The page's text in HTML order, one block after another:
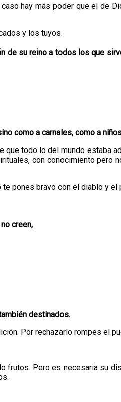
hay más poder que el de
y los tuyos.
de su reino a todos los que
como a carnales, como a
todo lo del mundo estaba
con conocimiento pero
pones bravo con el diablo y
creen,
destinados.
Por rechazarlo rompes el
Pero es necesaria su